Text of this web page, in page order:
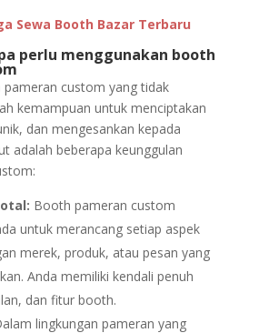
Sewa Booth Bazar Terbaru
perlu menggunakan booth
pameran custom yang tidak
kemampuan untuk menciptakan
dan mengesankan kepada
adalah beberapa keunggulan
Booth pameran custom
untuk merancang setiap aspek
merek, produk, atau pesan yang
Anda memiliki kendali penuh
dan fitur booth.
lingkungan pameran yang